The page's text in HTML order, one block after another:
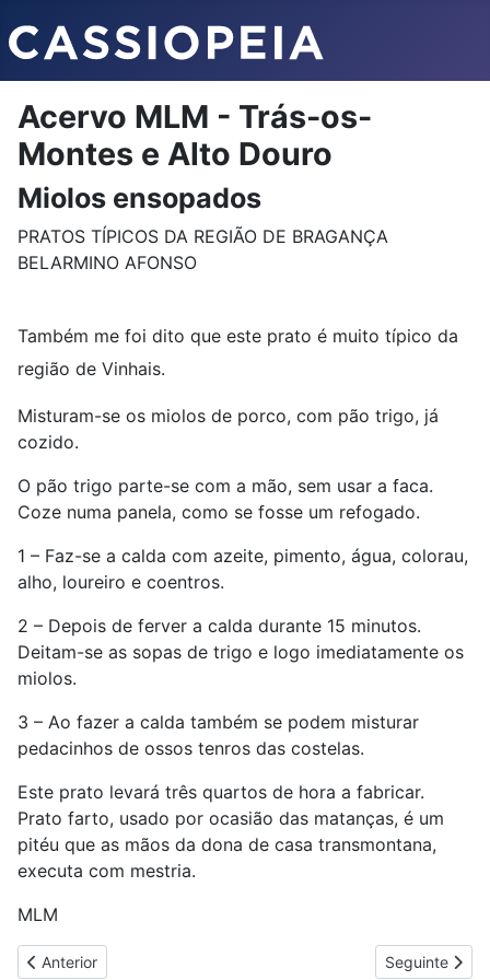
Acervo MLM - Trás-os-
Montes e Alto Douro
Miolos ensopados
PRATOS TÍPICOS DA REGIÃO DE BRAGANÇA
BELARMINO AFONSO
Também me foi dito que este prato é muito típico da
região de Vinhais.
Misturam-se os miolos de porco, com pão trigo, já
cozido.
O pão trigo parte-se com a mão, sem usar a faca.
Coze numa panela, como se fosse um refogado.
1 – Faz-se a calda com azeite, pimento, água, colorau,
alho, loureiro e coentros.
2 – Depois de ferver a calda durante 15 minutos.
Deitam-se as sopas de trigo e logo imediatamente os
miolos.
3 – Ao fazer a calda também se podem misturar
pedacinhos de ossos tenros das costelas.
Este prato levará três quartos de hora a fabricar.
Prato farto, usado por ocasião das matanças, é um
pitéu que as mãos da dona de casa transmontana,
executa com mestria.
MLM
Artigo anterior: Folarzinhos
Anterior Artigo
Seguinte